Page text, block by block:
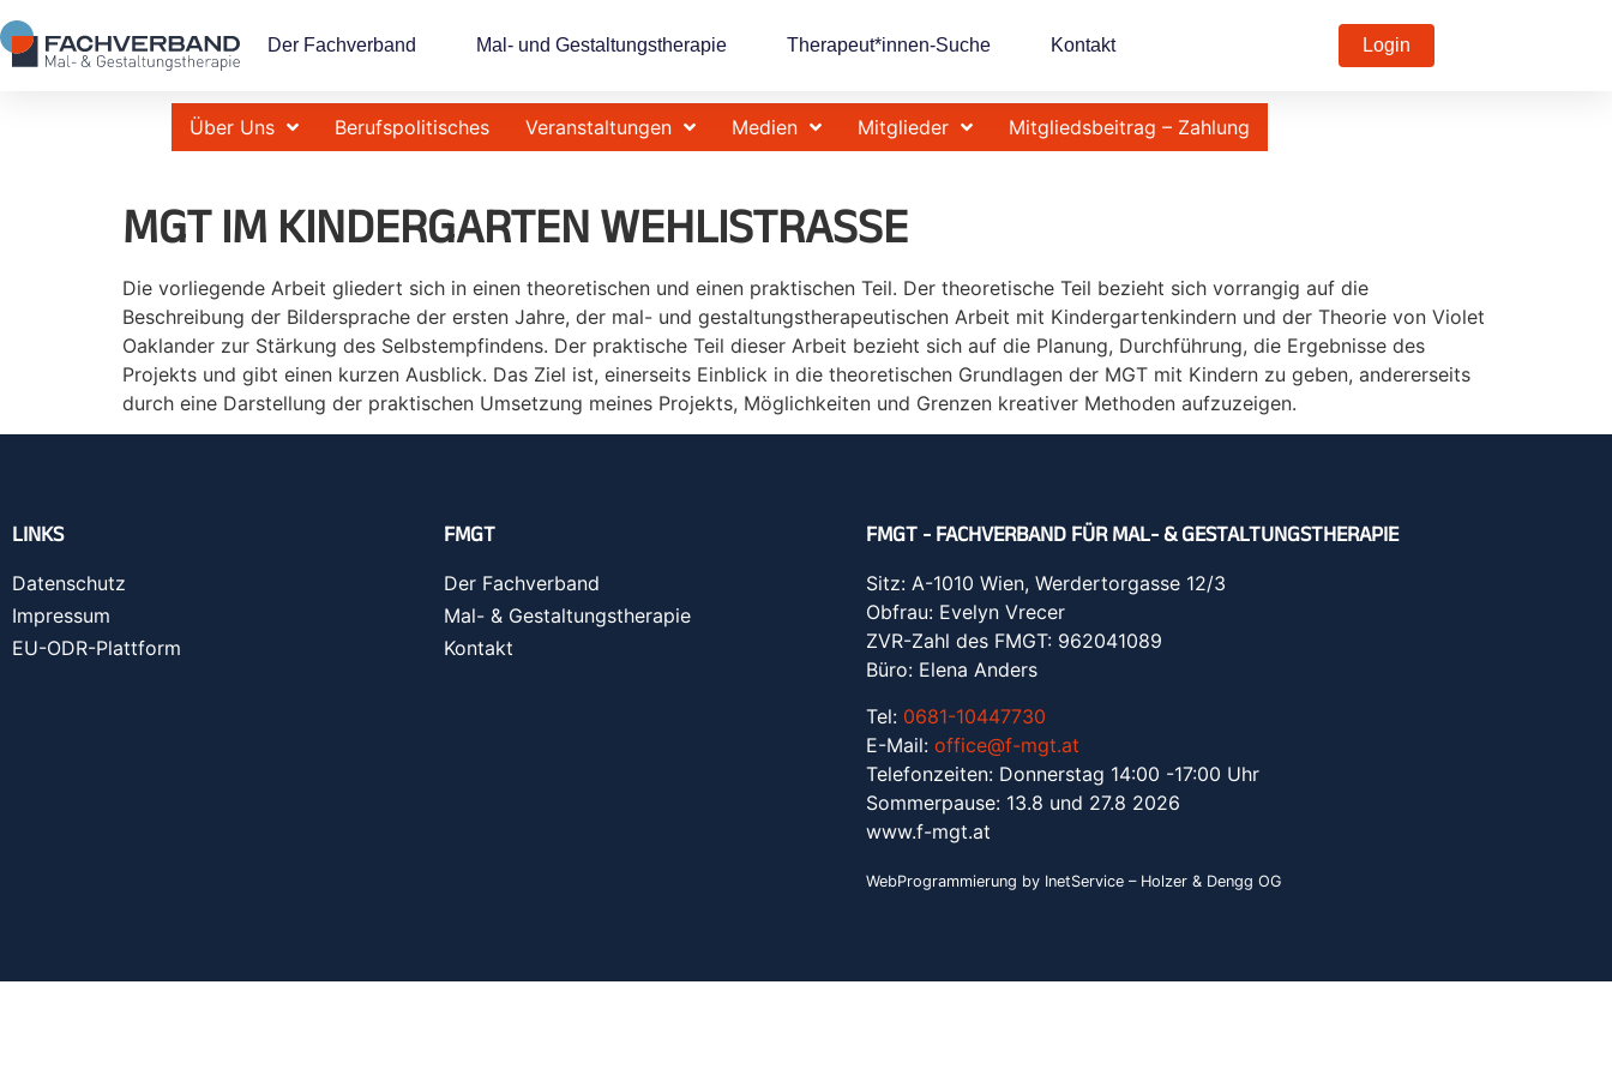
Der Fachverband Mal- und Gestaltungstherapie Therapeut*innen-Suche Kontakt Login
Über Uns Berufspolitisches Veranstaltungen Medien Mitglieder Mitgliedsbeitrag – Zahlung
MGT IM KINDERGARTEN WEHLISTRASSE
Die vorliegende Arbeit gliedert sich in einen theoretischen und einen praktischen Teil. Der theoretische Teil bezieht sich vorrangig auf die
Beschreibung der Bildersprache der ersten Jahre, der mal- und gestaltungstherapeutischen Arbeit mit Kindergartenkindern und der Theorie von Violet
Oaklander zur Stärkung des Selbstempfindens. Der praktische Teil dieser Arbeit bezieht sich auf die Planung, Durchführung, die Ergebnisse des
Projekts und gibt einen kurzen Ausblick. Das Ziel ist, einerseits Einblick in die theoretischen Grundlagen der MGT mit Kindern zu geben, andererseits
durch eine Darstellung der praktischen Umsetzung meines Projekts, Möglichkeiten und Grenzen kreativer Methoden aufzuzeigen.
LINKS
Datenschutz
Impressum
EU-ODR-Plattform
FMGT
Der Fachverband
Mal- & Gestaltungstherapie
Kontakt
FMGT - FACHVERBAND FÜR MAL- & GESTALTUNGSTHERAPIE
Sitz: A-1010 Wien, Werdertorgasse 12/3
Obfrau: Evelyn Vrecer
ZVR-Zahl des FMGT: 962041089
Büro: Elena Anders
Tel: 0681-10447730
E-Mail: office@f-mgt.at
Telefonzeiten: Donnerstag 14:00 -17:00 Uhr
Sommerpause: 13.8 und 27.8 2026
www.f-mgt.at
WebProgrammierung by InetService – Holzer & Dengg OG